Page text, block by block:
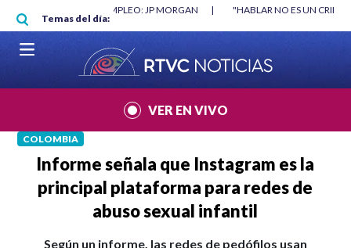
Pasar al contenido principal
Temas del día:
"HABLAR NO ES UN CRIMEN": CARTA DE BETO CORAL | ABELARDO
VER EN VIVO
COLOMBIA
Informe señala que Instagram es la
principal plataforma para redes de
abuso sexual infantil
Según un informe, las redes de pedófilos usan